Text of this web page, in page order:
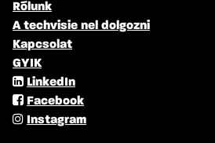
Rólunk
A techvisie nel dolgozni
Kapcsolat
GYIK
LinkedIn
Facebook
Instagram